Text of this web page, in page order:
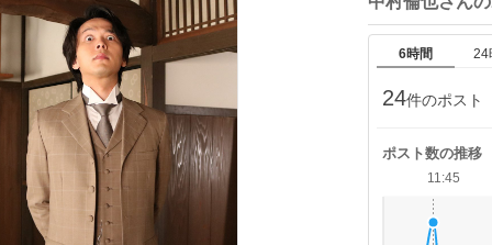
6時間 24
24件のポスト
ポスト数の推移
11:45